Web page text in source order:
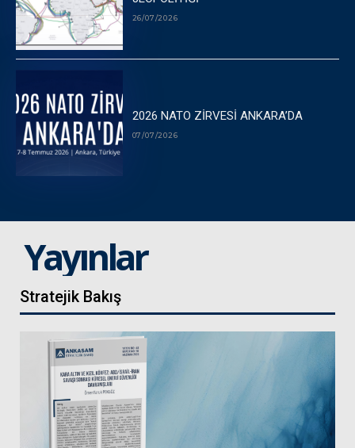
26/07/2026
2026 NATO ZİRVESİ ANKARA’DA
07/07/2026
Yayınlar
Stratejik Bakış